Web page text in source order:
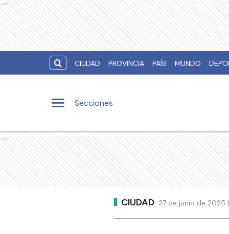
Ads
CIUDAD PROVINCIA PAÍS MUNDO
Secciones
Ads
CIUDAD 27 de junio de 2025